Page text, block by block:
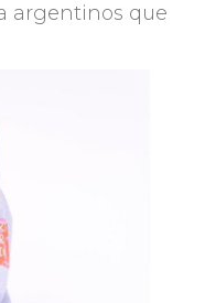
argentinos que